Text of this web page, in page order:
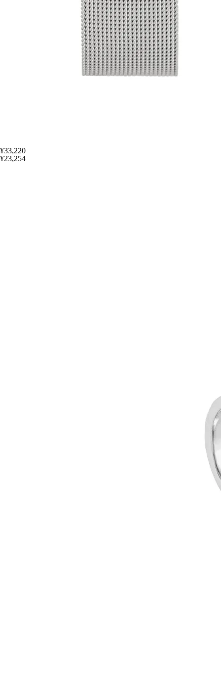
¥33,220
¥23,254